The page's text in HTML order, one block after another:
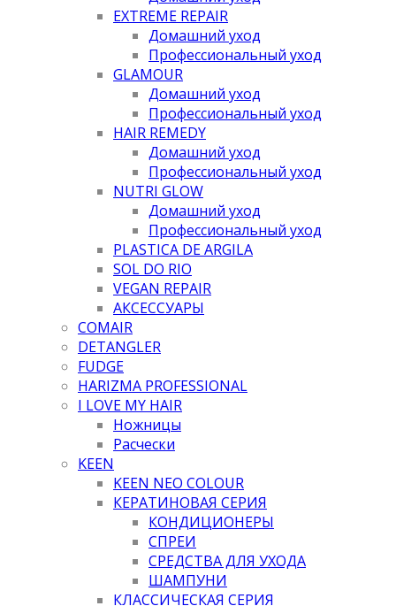
EXTREME REPAIR
Домашний уход
Профессиональный уход
GLAMOUR
Домашний уход
Профессиональный уход
HAIR REMEDY
Домашний уход
Профессиональный уход
NUTRI GLOW
Домашний уход
Профессиональный уход
PLASTICA DE ARGILA
SOL DO RIO
VEGAN REPAIR
АКСЕССУАРЫ
COMAIR
DETANGLER
FUDGE
HARIZMA PROFESSIONAL
I LOVE MY HAIR
Ножницы
Расчески
KEEN
KEEN NEO COLOUR
КЕРАТИНОВАЯ СЕРИЯ
КОНДИЦИОНЕРЫ
СПРЕИ
СРЕДСТВА ДЛЯ УХОДА
ШАМПУНИ
КЛАССИЧЕСКАЯ СЕРИЯ